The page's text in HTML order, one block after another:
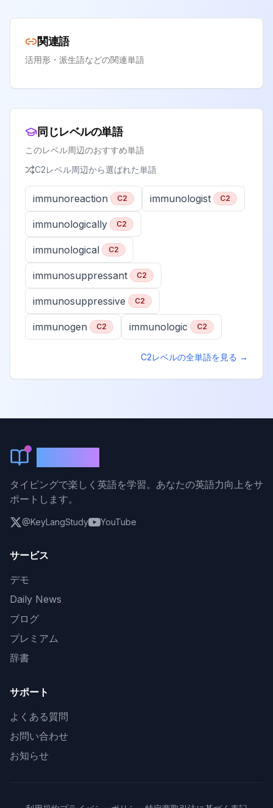
関連語
活用形・派生語などの関連単語
同じレベルの単語
このレベル周辺のおすすめ単語
C2レベル周辺から選ばれた単語
immunoreaction C2 immunologist C2
immunologically C2
immunological C2
immunosuppressant C2
immunosuppressive C2
immunogen C2 immunologic C2
C2レベルの全単語を見る →
タイピングで楽しく英語を学習。あなたの英語力向上をサ
ポートします。
@KeyLangStudy YouTube
サービス
デモ
Daily News
ブログ
プレミアム
辞書
サポート
よくある質問
お問い合わせ
お知らせ